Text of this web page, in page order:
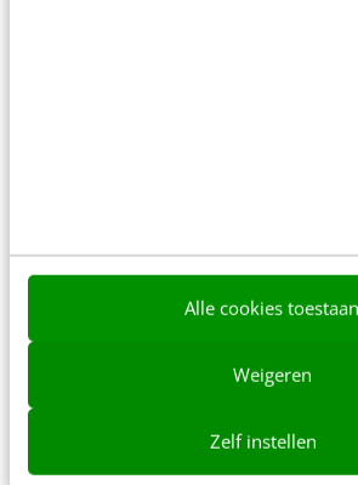
Alle cookies toestaan
Weigeren
Zelf instellen
als volgt:
crush Pringles in bowl
Pringles can rim with
can in crushed crisps.
Step 2:shake 3oz vodka and